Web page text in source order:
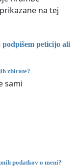
na tej
podpišem peticijo ali
zbirate?
sami
podatkov o meni?